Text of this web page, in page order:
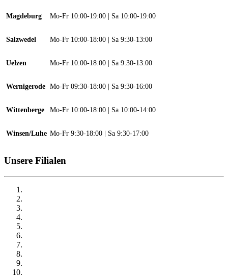
Magdeburg Mo-Fr 10:00-19:00 | Sa 10:00-19:00
Salzwedel Mo-Fr 10:00-18:00 | Sa 9:30-13:00
Uelzen Mo-Fr 10:00-18:00 | Sa 9:30-13:00
Wernigerode Mo-Fr 09:30-18:00 | Sa 9:30-16:00
Wittenberge Mo-Fr 10:00-18:00 | Sa 10:00-14:00
Winsen/Luhe Mo-Fr 9:30-18:00 | Sa 9:30-17:00
Unsere Filialen